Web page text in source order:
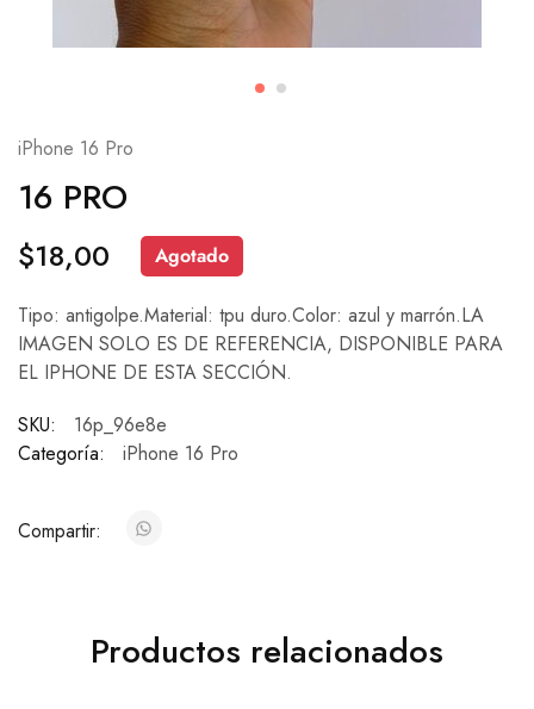
iPhone 16 Pro
16 PRO
$18,00 Agotado
Tipo: antigolpe.Material: tpu duro.Color: azul y marrón.LA
IMAGEN SOLO ES DE REFERENCIA, DISPONIBLE PARA
EL IPHONE DE ESTA SECCIÓN.
SKU:
16p_96e8e
Categoría:
iPhone 16 Pro
Compartir:
Productos relacionados